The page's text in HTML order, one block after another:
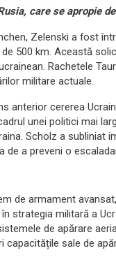
care se apropie
Zelenski a fost
500 km. Această
Rachetele
militare actuale.
anterior cererea
unei politici mai
Scholz a subliniat
de a preveni o
de armament
strategia militară a
de apărare
sale de